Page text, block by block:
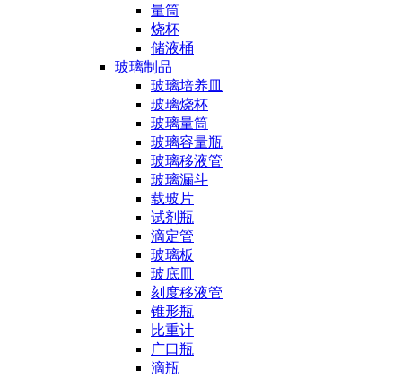
量筒
烧杯
储液桶
玻璃制品
玻璃培养皿
玻璃烧杯
玻璃量筒
玻璃容量瓶
玻璃移液管
玻璃漏斗
载玻片
试剂瓶
滴定管
玻璃板
玻底皿
刻度移液管
锥形瓶
比重计
广口瓶
滴瓶